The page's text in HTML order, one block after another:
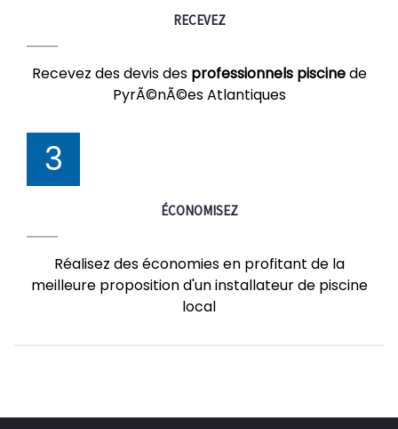
RECEVEZ
Recevez des devis des professionnels piscinede
PyrÃ©nÃ©es Atlantiques
3
ÉCONOMISEZ
Réalisez des économies en profitant de la
meilleure proposition d'un installateur de piscine
local